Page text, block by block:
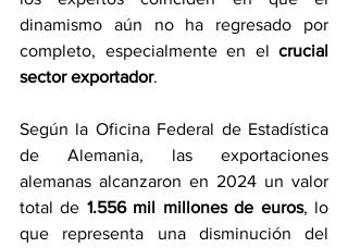
dinamismo aún no ha regresado por
completo, especialmente en el crucial
sector exportador.
Según la Oficina Federal de Estadística
de Alemania, las exportaciones
alemanas alcanzaron en 2024 un valor
total de 1.556 mil millones de euros, lo
que representa una disminución del